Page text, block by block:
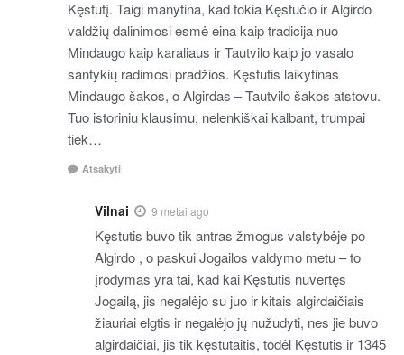
Kęstutį. Taigi manytina, kad tokia Kęstučio ir Algirdo
valdžių dalinimosi esmė eina kaip tradicija nuo
Mindaugo kaip karaliaus ir Tautvilo kaip jo vasalo
santykių radimosi pradžios. Kęstutis laikytinas
Mindaugo šakos, o Algirdas – Tautvilo šakos atstovu.
Tuo istoriniu klausimu, nelenkiškai kalbant, trumpai
tiek…
Atsakyti
Vilnai 9 metai ago
Kęstutis buvo tik antras žmogus valstybėje po
Algirdo , o paskui Jogailos valdymo metu – to
įrodymas yra tai, kad kai Kęstutis nuvertęs
Jogailą, jis negalėjo su juo ir kitais algirdaičiais
žiauriai elgtis ir negalėjo jų nužudyti, nes jie buvo
algirdaičiai, jis tik kęstutaitis, todėl Kęstutis ir 1345